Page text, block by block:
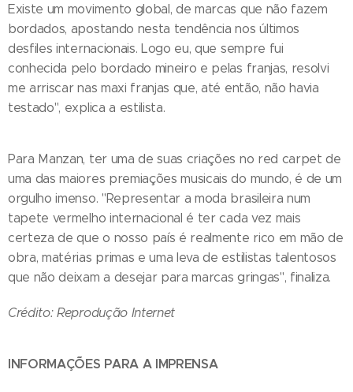
Existe um movimento global, de marcas que não fazem
bordados, apostando nesta tendência nos últimos
desfiles internacionais. Logo eu, que sempre fui
conhecida pelo bordado mineiro e pelas franjas, resolvi
me arriscar nas maxi franjas que, até então, não havia
testado", explica a estilista.
Para Manzan, ter uma de suas criações no red carpet de
uma das maiores premiações musicais do mundo, é de um
orgulho imenso. "Representar a moda brasileira num
tapete vermelho internacional é ter cada vez mais
certeza de que o nosso país é realmente rico em mão de
obra, matérias primas e uma leva de estilistas talentosos
que não deixam a desejar para marcas gringas", finaliza.
Crédito: Reprodução Internet
INFORMAÇÕES PARA A IMPRENSA